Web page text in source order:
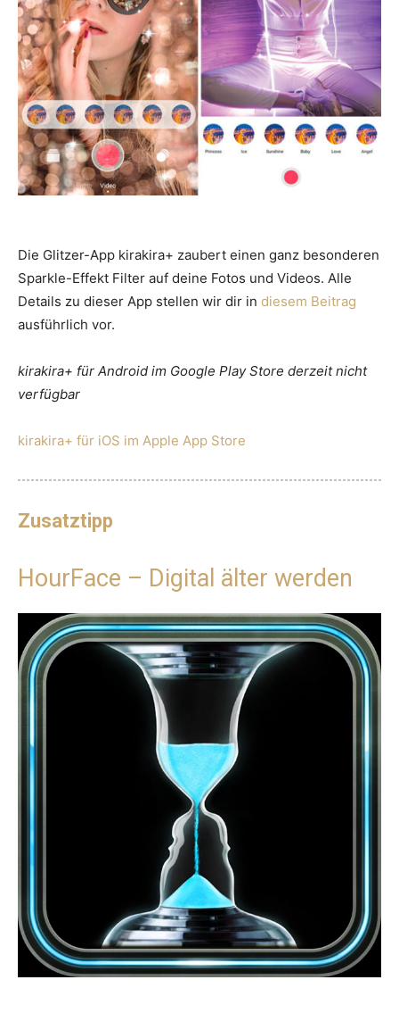
Die Glitzer-App kirakira+ zaubert einen ganz besonderen
Sparkle-Effekt Filter auf deine Fotos und Videos. Alle
Details zu dieser App stellen wir dir in diesem Beitrag
ausführlich vor.
kirakira+ für Android im Google Play Store derzeit nicht
verfügbar
kirakira+ für iOS im Apple App Store
Zusatztipp
HourFace – Digital älter werden